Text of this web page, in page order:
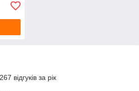
відгуків за рік